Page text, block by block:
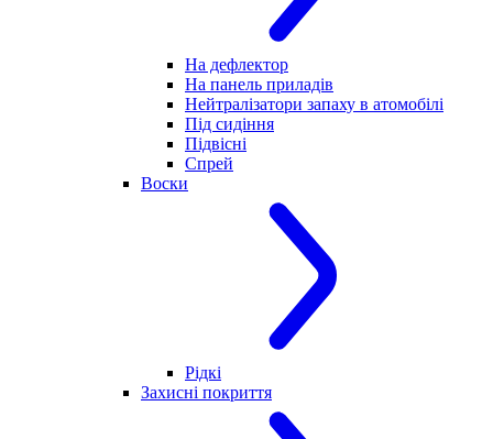
На дефлектор
На панель приладів
Нейтралізатори запаху в атомобілі
Під сидіння
Підвісні
Спрей
Воски
Рідкі
Захисні покриття